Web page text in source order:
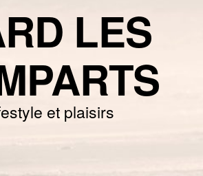
LES
et plaisirs